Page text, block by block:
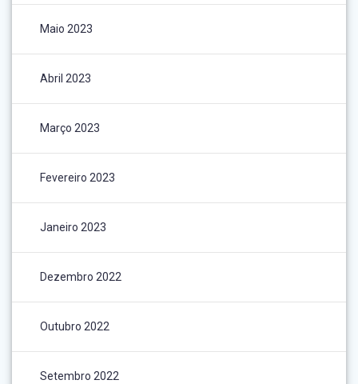
Maio 2023
Abril 2023
Março 2023
Fevereiro 2023
Janeiro 2023
Dezembro 2022
Outubro 2022
Setembro 2022